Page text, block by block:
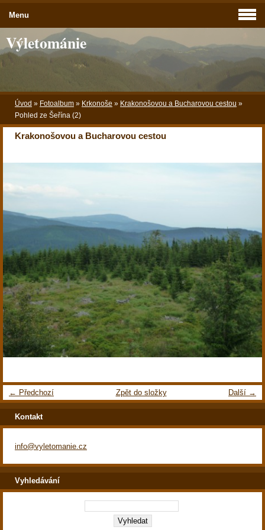
Výletománie
Úvod » Fotoalbum » Krkonoše » Krakonošovou a Bucharovou cestou »
Pohled ze Šeřína (2)
Krakonošovou a Bucharovou cestou
← Předchozí Další →
Zpět do složky
Menu
Kontakt
info@vyletomanie.cz
Vyhledávání